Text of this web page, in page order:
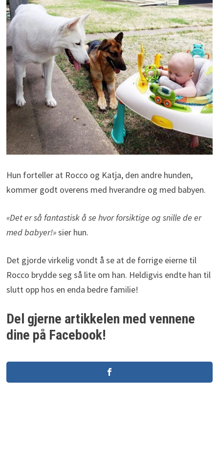
Hun forteller at Rocco og Katja, den andre hunden,
kommer godt overens med hverandre og med babyen.
«Det er så fantastisk å se hvor forsiktige og snille de er
med babyer!»sier hun.
Det gjorde virkelig vondt å se at de forrige eierne til
Rocco brydde seg så lite om han. Heldigvis endte han til
slutt opp hos en enda bedre familie!
Del gjerne artikkelen med vennene
dine på Facebook!